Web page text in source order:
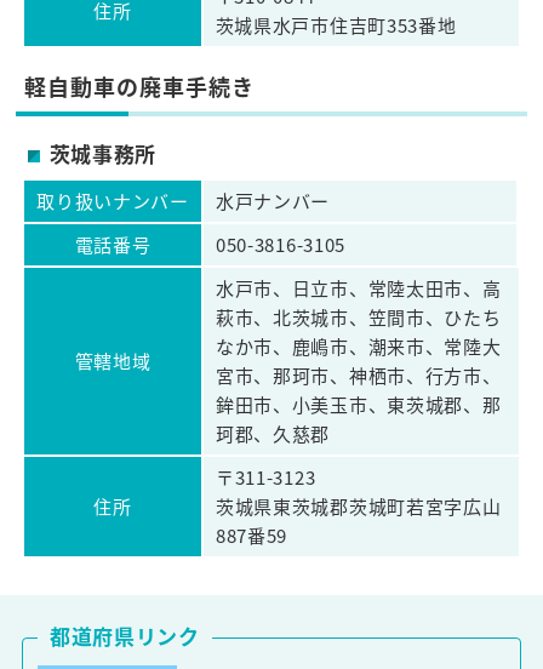
住所
茨城県水戸市住吉町353番地
軽自動車の廃車手続き
茨城事務所
取り扱いナンバー
水戸ナンバー
電話番号
050-3816-3105
管轄地域
水戸市、日立市、常陸太田市、高
萩市、北茨城市、笠間市、ひたち
なか市、鹿嶋市、潮来市、常陸大
宮市、那珂市、神栖市、行方市、
鉾田市、小美玉市、東茨城郡、那
珂郡、久慈郡
住所
〒311-3123
茨城県東茨城郡茨城町若宮字広山
887番59
都道府県リンク